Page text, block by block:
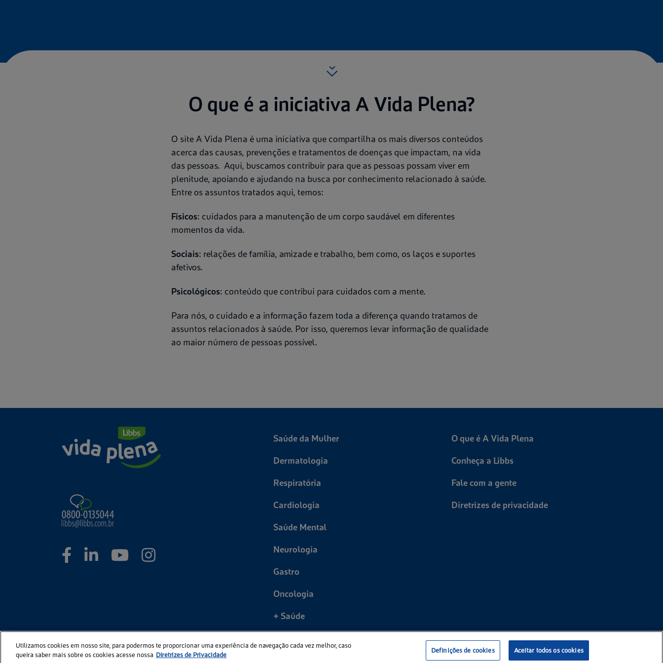
O que é a iniciativa A Vida Plena?
O site A Vida Plena é uma iniciativa que compartilha os mais diversos conteúdos
acerca das causas, prevenções e tratamentos de doenças que impactam, na vida
das pessoas. Aqui, buscamos contribuir para que as pessoas possam viver em
plenitude, apoiando e ajudando na busca por conhecimento relacionado à saúde.
Entre os assuntos tratados aqui, temos:
Físicos: cuidados para a manutenção de um corpo saudável em diferentes
momentos da vida.
Sociais: relações de família, amizade e trabalho, bem como, os laços e suportes
afetivos.
Psicológicos: conteúdo que contribui para cuidados com a mente.
Para nós, o cuidado e a informação fazem toda a diferença quando tratamos de
assuntos relacionados à saúde. Por isso, queremos levar informação de qualidade
ao maior número de pessoas possível.
Saúde da Mulher
Dermatologia
Respiratória
Cardiologia
Saúde Mental
Neurologia
Gastro
Oncologia
+ Saúde
O que é A Vida Plena
Conheça a Libbs
Fale com a gente
Diretrizes de privacidade
©2026 Portal Libbs. Todos os Direitos Reservados.
Utilizamos cookies em nosso site, para podermos te proporcionar uma experiência de navegação cada vez melhor, caso
queira saber mais sobre os cookies acesse nossa Diretrizes de Privacidade
Definições de cookies Aceitar todos os cookies